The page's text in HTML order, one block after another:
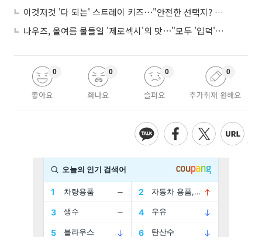
이것저것 '다 되는' 스트레이 키즈⋯"안전한 선택지? 도전이 재밌죠"
나우즈, 올여름 물들일 '제로섹시'의 맛⋯"모두 '입덕'시킬 것"
좋아요
0
화나요
0
슬퍼요
0
추가취재 원해요
0